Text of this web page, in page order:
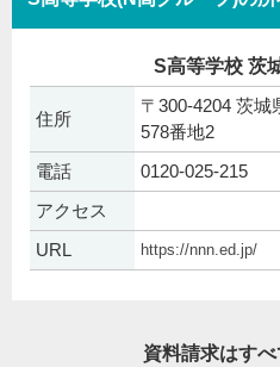
S高等学校 茨
住所
〒300-4204 茨城
578番地2
電話
0120-025-215
アクセス
URL
https://nnn.ed.jp/
資料請求はすべ